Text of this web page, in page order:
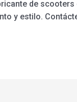
de
y estilo.